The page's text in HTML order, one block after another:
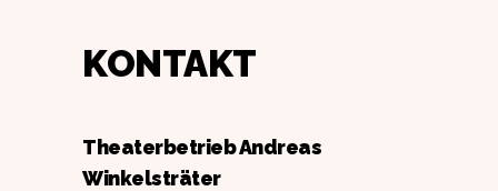
KONTAKT
Theaterbetrieb Andreas
Winkelsträter